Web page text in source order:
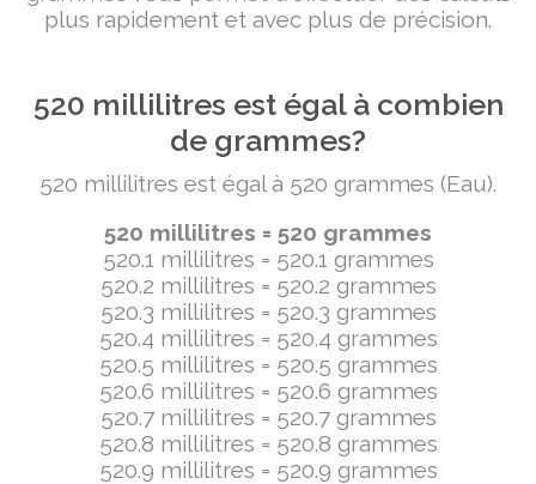
plus rapidement et avec plus de précision.
520 millilitres est égal à combien
de grammes?
520 millilitres est égal à 520 grammes (Eau).
520 millilitres = 520 grammes
520.1 millilitres = 520.1 grammes
520.2 millilitres = 520.2 grammes
520.3 millilitres = 520.3 grammes
520.4 millilitres = 520.4 grammes
520.5 millilitres = 520.5 grammes
520.6 millilitres = 520.6 grammes
520.7 millilitres = 520.7 grammes
520.8 millilitres = 520.8 grammes
520.9 millilitres = 520.9 grammes